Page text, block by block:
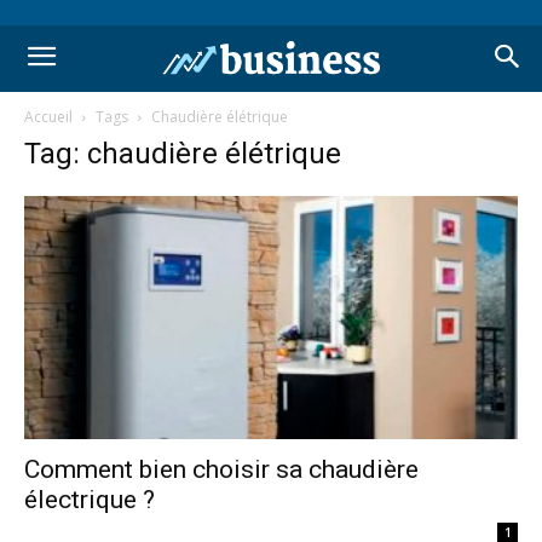
Accueil Tags Chaudière élétrique
Tag: chaudière élétrique
Comment bien choisir sa chaudière
électrique ?
1